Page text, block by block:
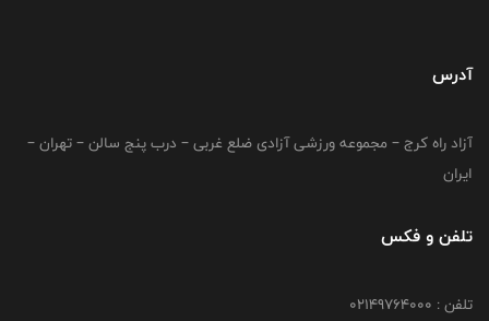
آدرس
آزاد راه کرج – مجموعه ورزشی آزادی ضلع غربی – درب پنج سالن – تهران –
ایران
تلفن و فکس
تلفن : 02149764000